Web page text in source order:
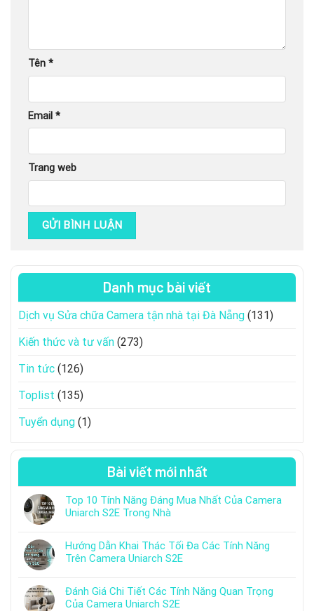
Tên *
Email *
Trang web
Danh mục bài viết
Dịch vụ Sửa chữa Camera tận nhà tại Đà Nẵng (131)
Kiến thức và tư vấn (273)
Tin tức (126)
Toplist (135)
Tuyển dụng (1)
Bài viết mới nhất
Top 10 Tính Năng Đáng Mua Nhất Của Camera
Uniarch S2E Trong Nhà
Hướng Dẫn Khai Thác Tối Đa Các Tính Năng
Trên Camera Uniarch S2E
Đánh Giá Chi Tiết Các Tính Năng Quan Trọng
Của Camera Uniarch S2E